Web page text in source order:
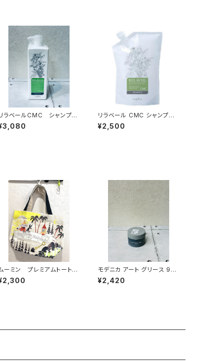
ラベールCMC シャンプー
リラベール CMC シャンプー
1000ml レフィル
¥2,500
ーミン プレミアムトートバ
ク （ムーミン・ミイ）
モデニカ アート グリース 90
g ナカノ
¥2,420